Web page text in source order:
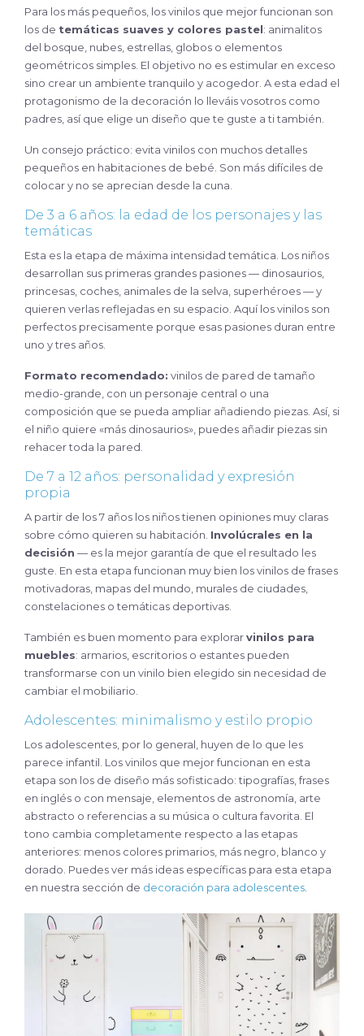
Para los más pequeños, los vinilos que mejor funcionan son
los de temáticas suaves y colores pastel: animalitos
del bosque, nubes, estrellas, globos o elementos
geométricos simples. El objetivo no es estimular en exceso
sino crear un ambiente tranquilo y acogedor. A esta edad el
protagonismo de la decoración lo lleváis vosotros como
padres, así que elige un diseño que te guste a ti también.
Un consejo práctico: evita vinilos con muchos detalles
pequeños en habitaciones de bebé. Son más difíciles de
colocar y no se aprecian desde la cuna.
De 3 a 6 años: la edad de los personajes y las
temáticas
Esta es la etapa de máxima intensidad temática. Los niños
desarrollan sus primeras grandes pasiones — dinosaurios,
princesas, coches, animales de la selva, superhéroes — y
quieren verlas reflejadas en su espacio. Aquí los vinilos son
perfectos precisamente porque esas pasiones duran entre
uno y tres años.
Formato recomendado: vinilos de pared de tamaño
medio-grande, con un personaje central o una
composición que se pueda ampliar añadiendo piezas. Así, si
el niño quiere «más dinosaurios», puedes añadir piezas sin
rehacer toda la pared.
De 7 a 12 años: personalidad y expresión
propia
A partir de los 7 años los niños tienen opiniones muy claras
sobre cómo quieren su habitación. Involúcrales en la
decisión — es la mejor garantía de que el resultado les
guste. En esta etapa funcionan muy bien los vinilos de frases
motivadoras, mapas del mundo, murales de ciudades,
constelaciones o temáticas deportivas.
También es buen momento para explorarvinilos para
muebles: armarios, escritorios o estantes pueden
transformarse con un vinilo bien elegido sin necesidad de
cambiar el mobiliario.
Adolescentes: minimalismo y estilo propio
Los adolescentes, por lo general, huyen de lo que les
parece infantil. Los vinilos que mejor funcionan en esta
etapa son los de diseño más sofisticado: tipografías, frases
en inglés o con mensaje, elementos de astronomía, arte
abstracto o referencias a su música o cultura favorita. El
tono cambia completamente respecto a las etapas
anteriores: menos colores primarios, más negro, blanco y
dorado. Puedes ver más ideas específicas para esta etapa
en nuestra sección de decoración para adolescentes